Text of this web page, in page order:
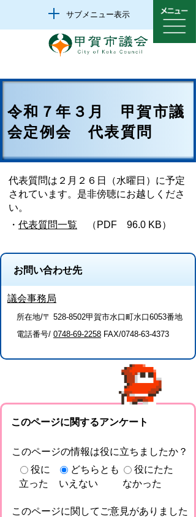
サブメニュー表示
令和７年３月 甲賀市議
会定例会 代表質問
代表質問は２月２６日（水曜日）に予定
されています。是非傍聴にお越しくださ
い。
・ 代表質問一覧 （PDF 96.0 KB）
お問い合わせ先
議会事務局
所在地/〒 528-8502甲賀市水口町水口6053番地
電話番号/ 0748-69-2258 FAX/0748-63-4373
このページに関するアンケート
このページの情報は役に立ちましたか？
役に
立った
どちらとも
いえない
役にたた
なかった
このページに関してご意見がありました